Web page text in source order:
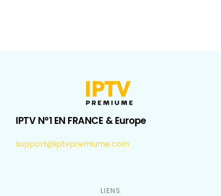
IPTV N°1 EN FRANCE & Europe
support@iptvpremiume.com
LIENS